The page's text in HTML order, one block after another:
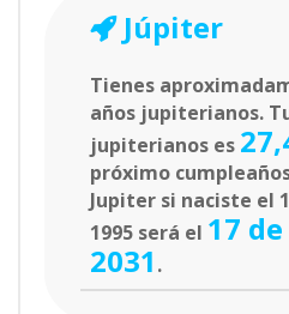
Júpiter
Tienes
años jupiterianos.
jupiterianos es
próximo
Jupiter si naciste el
1995 será el 17
2031 .